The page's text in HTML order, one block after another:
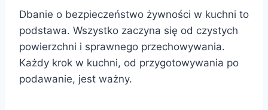
Dbanie o bezpieczeństwo żywności w kuchni to
podstawa. Wszystko zaczyna się od czystych
powierzchni i sprawnego przechowywania.
Każdy krok w kuchni, od przygotowywania po
podawanie, jest ważny.